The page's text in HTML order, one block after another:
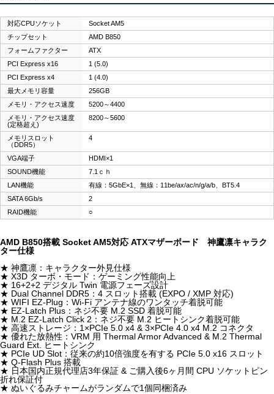
対応CPUソケット
Socket AM5
チップセット
AMD B850
フォームファクター
ATX
PCI Express x16
1 (5.0)
PCI Express x4
1 (4.0)
最大メモリ容量
256GB
メモリ・アクセス速度
5200～4400
メモリ・アクセス速度
(定格超え)
8200～5600
メモリスロット
（DDR5）
4
VGA端子
HDMI×1
SOUND機能
7.1ｃｈ
LAN機能
有線：5GbE×1、無線：11be/ax/ac/n/g/a/b、BT5.4
SATA 6Gb/s
2
RAID機能
○
AMD B850搭載 Socket AM5対応 ATXマザーボード 神鷹凛キャラク
ター仕様
★ 神鷹凛：キャラクター外見仕様
★ X3D ターボ・モード：ゲーミング性能向上
★ 16+2+2 デジタル Twin 電源フェーズ設計
★ Dual Channel DDR5：4 スロット搭載 (EXPO / XMP 対応)
★ WIFI EZ-Plug：Wi-Fi アンテナ線のワンタッチ着脱可能
★ EZ-Latch Plus：ネジ不要 M.2 SSD 着脱可能
★ M.2 EZ-Latch Click 2：ネジ不要 M.2 ヒートシンク着脱可能
★ 高速ストレージ：1×PCIe 5.0 x4 & 3×PCIe 4.0 x4 M.2 コネクタ
★ 優れた放熱性：VRM 用 Thermal Armor Advanced & M.2 Thermal
Guard Ext. ヒートシンク
★ PCIe UD Slot：従来の約10倍強度を有する PCIe 5.0 x16 スロット
★ Q-Flash Plus 搭載
★ 日本国内正規代理店3年保証 & ご購入後6ヶ月間 CPU ソケットピン
折れ保証付
★ ぬいぐるみチャームがランダムで1個同梱済み